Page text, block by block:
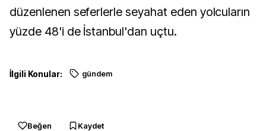
düzenlenen seferlerle seyahat eden yolcuların
yüzde 48'i de İstanbul'dan uçtu.
İlgili Konular: gündem
Beğen Kaydet